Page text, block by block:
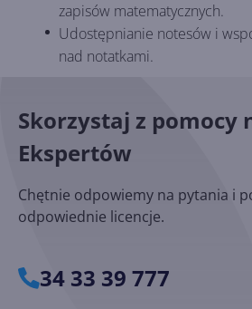
zapisów matematycznych.
Udostępnianie notesów i
nad notatkami.
Skorzystaj z pomocy
Ekspertów
Chętnie odpowiemy na pytania i
odpowiednie licencje.
34 33 39 777